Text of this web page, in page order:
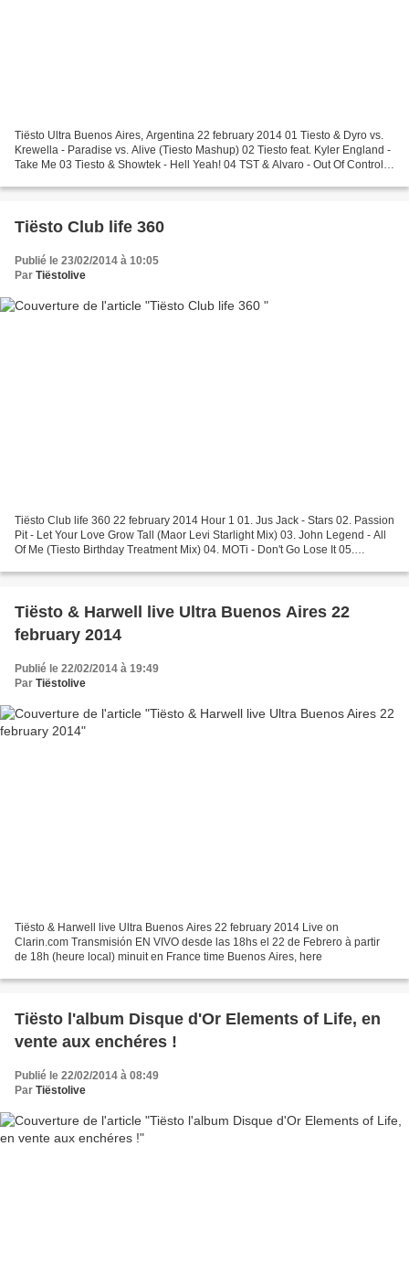
Tiësto Ultra Buenos Aires, Argentina 22 february 2014 01 Tiesto & Dyro vs.
Krewella - Paradise vs. Alive (Tiesto Mashup) 02 Tiesto feat. Kyler England -
Take Me 03 Tiesto & Showtek - Hell Yeah! 04 TST & Alvaro - Out Of Control
Tiësto Club life 360
Publié le 23/02/2014 à 10:05
Par Tiëstolive
Tiësto Club life 360 22 february 2014 Hour 1 01. Jus Jack - Stars 02. Passion
Pit - Let Your Love Grow Tall (Maor Levi Starlight Mix) 03. John Legend - All
Of Me (Tiesto Birthday Treatment Mix) 04. MOTi - Don't Go Lose It 05.
Tiësto & Harwell live Ultra Buenos Aires 22
february 2014
Publié le 22/02/2014 à 19:49
Par Tiëstolive
Tiësto & Harwell live Ultra Buenos Aires 22 february 2014 Live on
Clarin.com Transmisión EN VIVO desde las 18hs el 22 de Febrero à partir
de 18h (heure local) minuit en France time Buenos Aires, here
Tiësto l'album Disque d'Or Elements of Life, en
vente aux enchéres !
Publié le 22/02/2014 à 08:49
Par Tiëstolive